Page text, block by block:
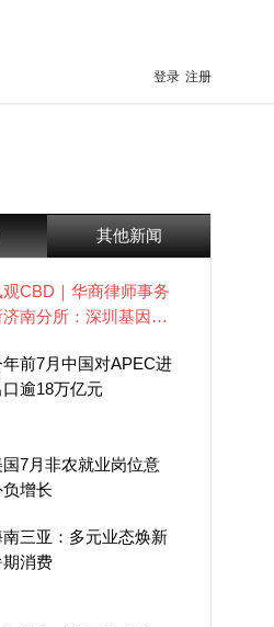
登录 注册
新图景｜跨界融合拉
日经济消费链条
其他新闻
观CBD｜华商律师事务
济南分所：深圳基因赋
年前7月中国对APEC进
口逾18万亿元
国7月非农就业岗位意
增长
南三亚：多元业态焕新
期消费